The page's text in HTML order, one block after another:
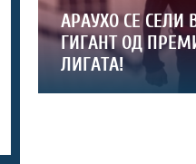
АРАУХО СЕ СЕЛИ
ГИГАНТ ОД
ЛИГАТА!